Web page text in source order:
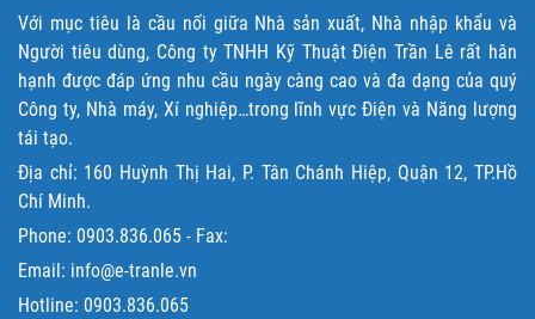
Với mục tiêu là cầu nối giữa Nhà sản xuất, Nhà nhập khẩu và
Người tiêu dùng, Công ty TNHH Kỹ Thuật Điện Trần Lê rất hân
hạnh được đáp ứng nhu cầu ngày càng cao và đa dạng của quý
Công ty, Nhà máy, Xí nghiệp…trong lĩnh vực Điện và Năng lượng
tái tạo.
Địa chỉ: 160 Huỳnh Thị Hai, P. Tân Chánh Hiệp, Quận 12, TP.Hồ
Chí Minh.
Phone: 0903.836.065 - Fax:
Email: info@e-tranle.vn
Hotline: 0903.836.065